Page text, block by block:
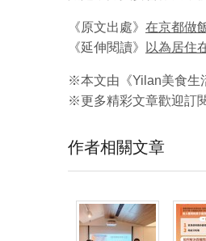
《原文出處》 在京都做
《延伸閱讀》
以為居住
※本文由《Yilan美食生
※更多精彩文章歡迎訂
作者相關文章